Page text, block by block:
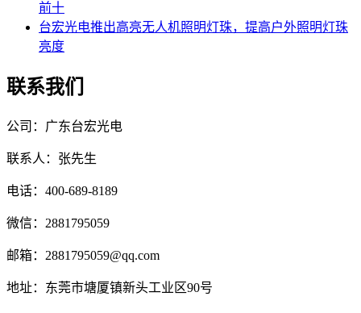
前十
台宏光电推出高亮无人机照明灯珠，提高户外照明灯珠
亮度
联系我们
公司：广东台宏光电
联系人：张先生
电话：400-689-8189
微信：2881795059
邮箱：2881795059@qq.com
地址：东莞市塘厦镇新头工业区90号